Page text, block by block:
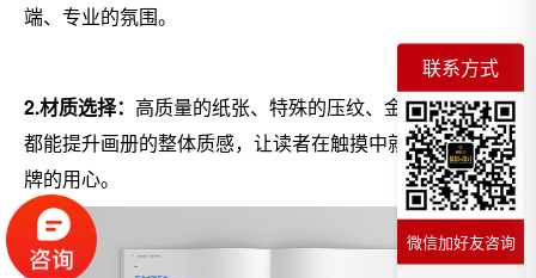
端、专业的氛围。
2.材质选择： 高质量的纸张、特殊的压纹、金属质感等，
都能提升画册的整体质感，让读者在触摸中就能感受到品
牌的用心。
联系方式
微信加好友咨询